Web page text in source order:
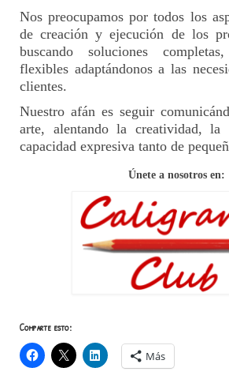
Nos preocupamos por todos los
de creación y ejecución de los
buscando soluciones
flexibles adaptándonos a las
clientes.
Nuestro afán es seguir
arte, alentando la creatividad,
capacidad expresiva tanto de
Únete a nosotros en:
Comparte esto:
Más